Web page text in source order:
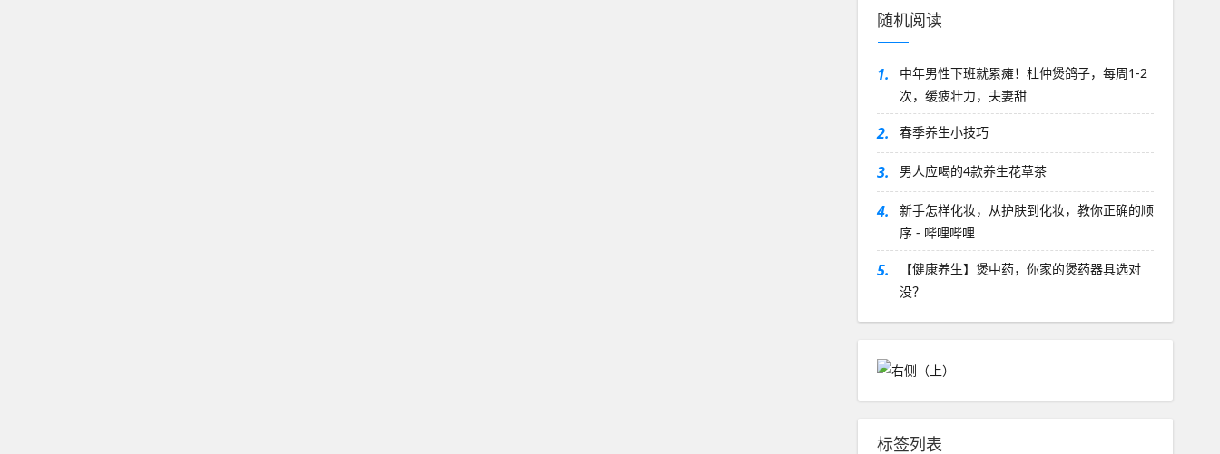
随机阅读
1.
中年男性下班就累瘫！杜仲煲鸽子，每周1-2
次，缓疲壮力，夫妻甜
2. 春季养生小技巧
3. 男人应喝的4款养生花草茶
4.
新手怎样化妆，从护肤到化妆，教你正确的顺
序 - 哔哩哔哩
5.
【健康养生】煲中药，你家的煲药器具选对
没？
标签列表